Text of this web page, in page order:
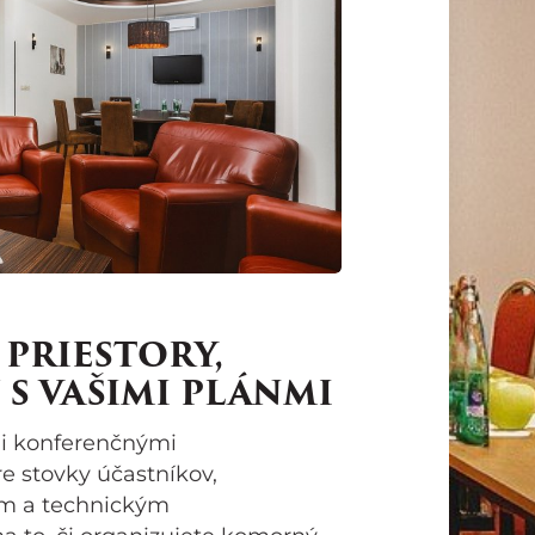
VAŠIMI PLÁNMI
konferenčnými
stovky účastníkov,
a technickým